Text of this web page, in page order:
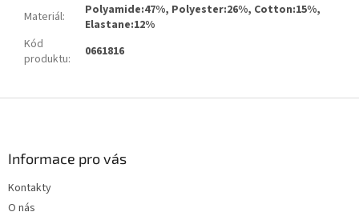
Materiál:
Polyamide:47%, Polyester:26%, Cotton:15%,
Elastane:12%
Kód
produktu: 0661816
Informace pro vás
Kontakty
O nás